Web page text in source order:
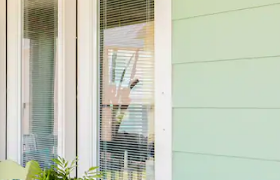
klawiszy strzałek w górę i w dół lub przeglądać je